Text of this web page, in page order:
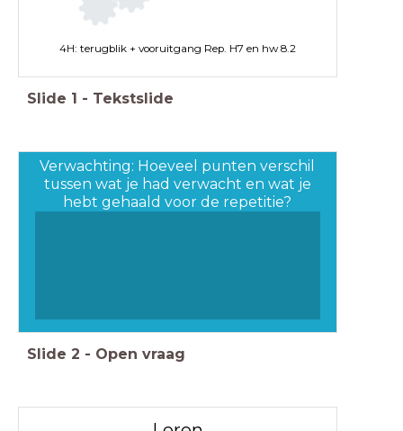
4H: terugblik + vooruitgang Rep. H7 en hw 8.2
Slide 1 - Tekstslide
Verwachting: Hoeveel punten verschil
tussen wat je had verwacht en wat je
hebt gehaald voor de repetitie?
Slide 2 - Open vraag